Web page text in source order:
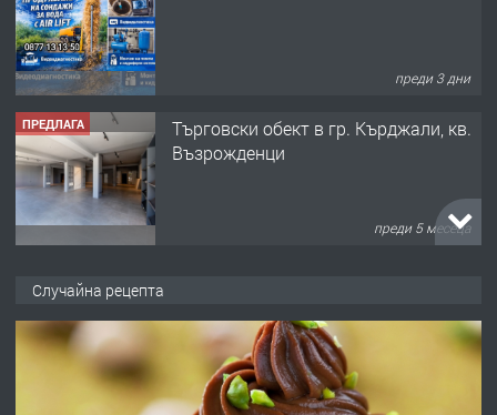
преди 3 дни
ПРЕДЛАГА
Tърговски обект в гр. Кърджали, кв.
Възрожденци
преди 5 месеца
Случайна рецепта